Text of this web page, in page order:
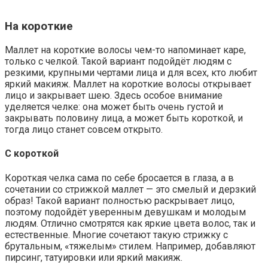
На короткие
Маллет на короткие волосы чем-то напоминает каре,
только с челкой. Такой вариант подойдёт людям с
резкими, крупными чертами лица и для всех, кто любит
яркий макияж. Маллет на короткие волосы открывает
лицо и закрывает шею. Здесь особое внимание
уделяется челке: она может быть очень густой и
закрывать половину лица, а может быть короткой, и
тогда лицо станет совсем открыто.
С короткой
Короткая челка сама по себе бросается в глаза, а в
сочетании со стрижкой маллет — это смелый и дерзкий
образ! Такой вариант полностью раскрывает лицо,
поэтому подойдёт уверенным девушкам и молодым
людям. Отлично смотрятся как яркие цвета волос, так и
естественные. Многие сочетают такую стрижку с
брутальным, «тяжелым» стилем. Например, добавляют
пирсинг, татуировки или яркий макияж.